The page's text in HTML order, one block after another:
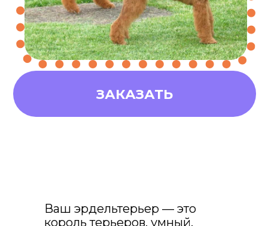
Ваш эрдельтерьер — это
король терьеров, умный,